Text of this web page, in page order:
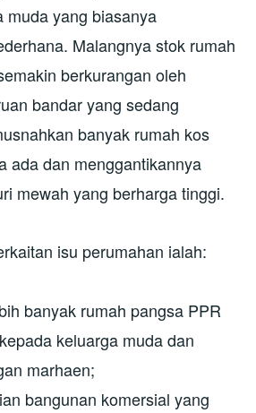
muda yang biasanya
Malangnya stok rumah
berkurangan oleh
bandar yang sedang
banyak rumah kos
ada dan menggantikannya
mewah yang berharga tinggi.
isu perumahan ialah:
banyak rumah pangsa PPR
keluarga muda dan
marhaen;
bangunan komersial yang